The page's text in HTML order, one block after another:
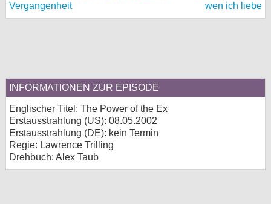
Vergangenheit
wen ich liebe
INFORMATIONEN ZUR EPISODE
Englischer Titel: The Power of the Ex
Erstausstrahlung (US): 08.05.2002
Erstausstrahlung (DE): kein Termin
Regie: Lawrence Trilling
Drehbuch: Alex Taub